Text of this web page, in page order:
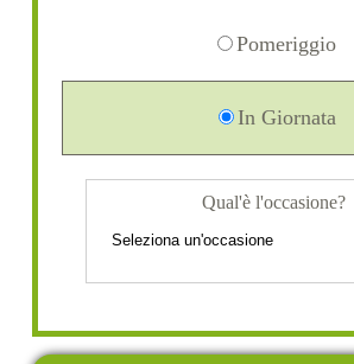
Pomeriggio
In Giornata
Qual'è l'occasione?